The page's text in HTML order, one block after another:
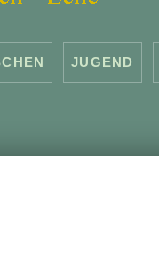
JUGEND